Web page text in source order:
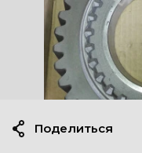
Поделиться